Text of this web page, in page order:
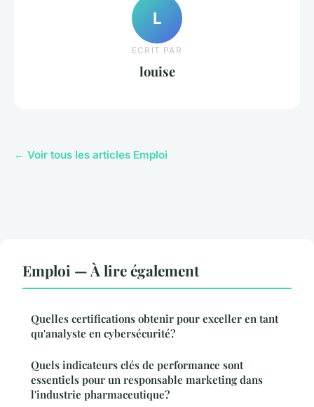
L
ECRIT PAR
louise
← Voir tous les articles Emploi
Emploi — À lire également
Quelles certifications obtenir pour exceller en tant
qu'analyste en cybersécurité?
Quels indicateurs clés de performance sont
essentiels pour un responsable marketing dans
l'industrie pharmaceutique?